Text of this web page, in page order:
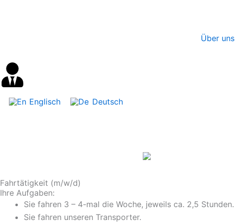
Über uns
Englisch Deutsch
Fahrtätigkeit (m/w/d)
Ihre Aufgaben:
Sie fahren 3 – 4-mal die Woche, jeweils ca. 2,5 Stunden.
Sie fahren unseren Transporter.